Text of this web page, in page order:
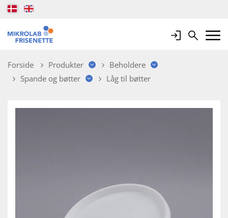
LoginSearchMobile
Forside Produkter
Beholdere
Spande og bøtter
Låg til bøtter